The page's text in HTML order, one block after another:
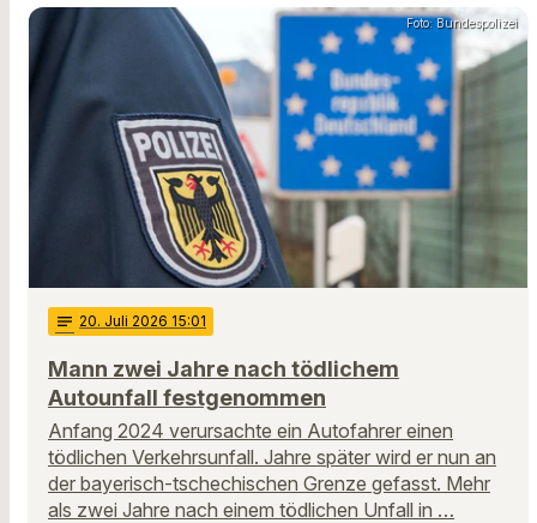
Foto: Bundespolizei
notes 20. Juli 2026 15:01
Mann zwei Jahre nach tödlichem
Autounfall festgenommen
Anfang 2024 verursachte ein Autofahrer einen
tödlichen Verkehrsunfall. Jahre später wird er nun an
der bayerisch-tschechischen Grenze gefasst. Mehr
als zwei Jahre nach einem tödlichen Unfall in …